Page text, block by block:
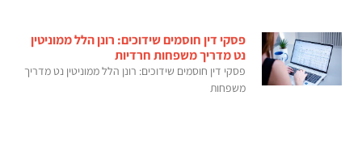
פסקי דין חוסמים שידוכים: רונן הלל ממוניטין
נט מדריך משפחות חרדיות
פסקי דין חוסמים שידוכים: רונן הלל ממוניטין נט מדריך
משפחות